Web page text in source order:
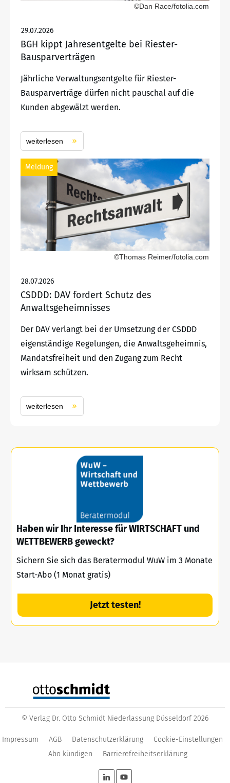
©Dan Race/fotolia.com
29.07.2026
BGH kippt Jahresentgelte bei Riester-
Bausparverträgen
Jährliche Verwaltungsentgelte für Riester-
Bausparverträge dürfen nicht pauschal auf die
Kunden abgewälzt werden.
weiterlesen
Meldung
©Thomas Reimer/fotolia.com
28.07.2026
CSDDD: DAV fordert Schutz des
Anwaltsgeheimnisses
Der DAV verlangt bei der Umsetzung der CSDDD
eigenständige Regelungen, die Anwaltsgeheimnis,
Mandatsfreiheit und den Zugang zum Recht
wirksam schützen.
weiterlesen
Haben wir Ihr Interesse für WIRTSCHAFT und
WETTBEWERB geweckt?
Sichern Sie sich das Beratermodul WuW im 3 Monate
Start-Abo (1 Monat gratis)
Jetzt testen!
© Verlag Dr. Otto Schmidt Niederlassung Düsseldorf 2026
Impressum AGB Datenschutzerklärung
Cookie-Einstellungen
Abo kündigen
Barrierefreiheitserklärung